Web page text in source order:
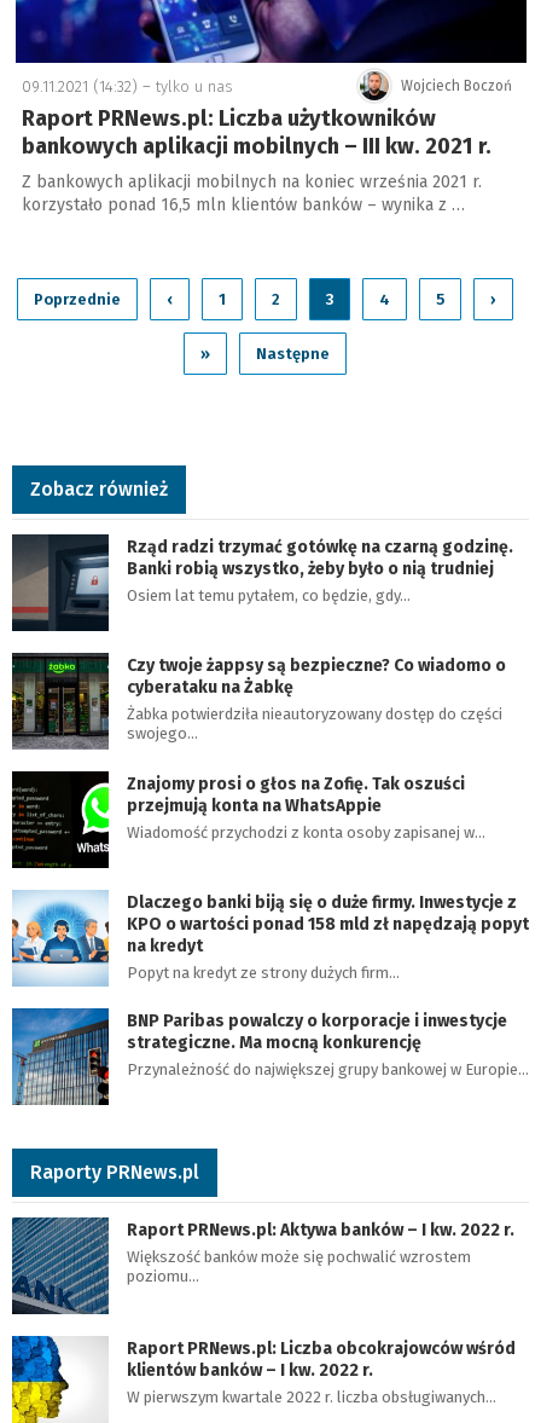
Wojciech Boczoń
09.11.2021 (14:32) – tylko u nas
Raport PRNews.pl: Liczba użytkowników
bankowych aplikacji mobilnych – III kw. 2021 r.
Z bankowych aplikacji mobilnych na koniec września 2021 r.
korzystało ponad 16,5 mln klientów banków – wynika z …
Poprzednie ‹ 1 2 3 4 5 ›
» Następne
Zobacz również
Rząd radzi trzymać gotówkę na czarną godzinę.
Banki robią wszystko, żeby było o nią trudniej
Osiem lat temu pytałem, co będzie, gdy…
Czy twoje żappsy są bezpieczne? Co wiadomo o
cyberataku na Żabkę
Żabka potwierdziła nieautoryzowany dostęp do części
swojego…
Znajomy prosi o głos na Zofię. Tak oszuści
przejmują konta na WhatsAppie
Wiadomość przychodzi z konta osoby zapisanej w…
Dlaczego banki biją się o duże firmy. Inwestycje z
KPO o wartości ponad 158 mld zł napędzają popyt
na kredyt
Popyt na kredyt ze strony dużych firm…
BNP Paribas powalczy o korporacje i inwestycje
strategiczne. Ma mocną konkurencję
Przynależność do największej grupy bankowej w Europie…
Raporty PRNews.pl
Raport PRNews.pl: Aktywa banków – I kw. 2022 r.
Większość banków może się pochwalić wzrostem
poziomu…
Raport PRNews.pl: Liczba obcokrajowców wśród
klientów banków – I kw. 2022 r.
W pierwszym kwartale 2022 r. liczba obsługiwanych…